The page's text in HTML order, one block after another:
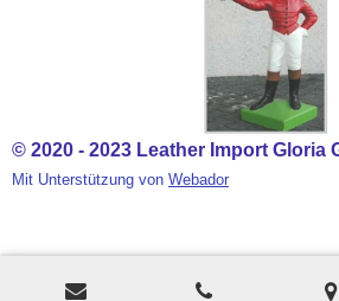
© 2020 - 2023 Leather Import Gloria
Mit Unterstützung von Webador